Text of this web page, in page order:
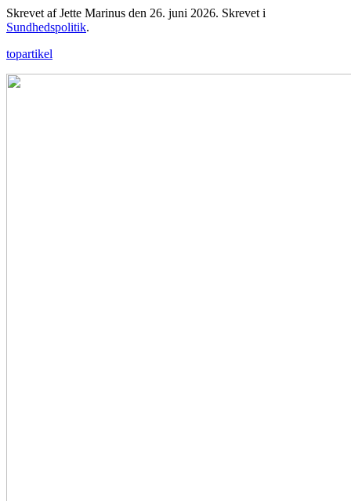
Skrevet af Jette Marinus den 26. juni 2026. Skrevet i
Sundhedspolitik.
topartikel